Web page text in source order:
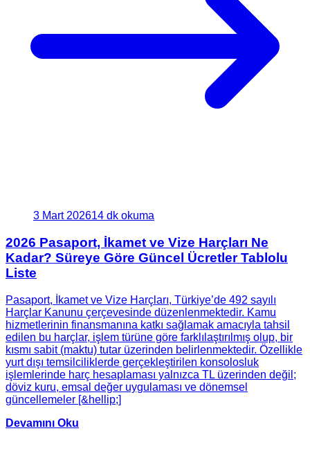
3 Mart 202614 dk okuma
2026 Pasaport, İkamet ve Vize Harçları Ne
Kadar? Süreye Göre Güncel Ücretler Tablolu
Liste
Pasaport, İkamet ve Vize Harçları, Türkiye’de 492 sayılı
Harçlar Kanunu çerçevesinde düzenlenmektedir. Kamu
hizmetlerinin finansmanına katkı sağlamak amacıyla tahsil
edilen bu harçlar, işlem türüne göre farklılaştırılmış olup, bir
kısmı sabit (maktu) tutar üzerinden belirlenmektedir. Özellikle
yurt dışı temsilciliklerde gerçekleştirilen konsolosluk
işlemlerinde harç hesaplaması yalnızca TL üzerinden değil;
döviz kuru, emsal değer uygulaması ve dönemsel
güncellemeler [&hellip;]
Devamını Oku